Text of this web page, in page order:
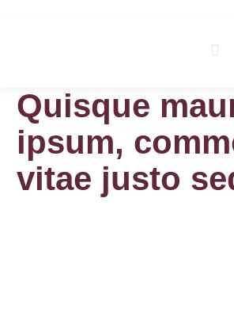
Quisque
ipsum,
vitae justo